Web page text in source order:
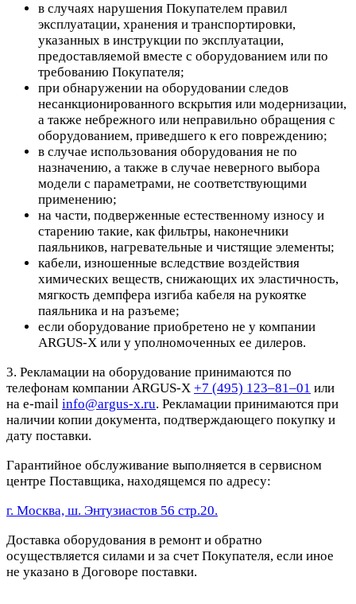
в случаях нарушения Покупателем правил
эксплуатации, хранения и транспортировки,
указанных в инструкции по эксплуатации,
предоставляемой вместе с оборудованием или по
требованию Покупателя;
при обнаружении на оборудовании следов
несанкционированного вскрытия или модернизации,
а также небрежного или неправильно обращения с
оборудованием, приведшего к его повреждению;
в случае использования оборудования не по
назначению, а также в случае неверного выбора
модели с параметрами, не соответствующими
применению;
на части, подверженные естественному износу и
старению такие, как фильтры, наконечники
паяльников, нагревательные и чистящие элементы;
кабели, изношенные вследствие воздействия
химических веществ, снижающих их эластичность,
мягкость демпфера изгиба кабеля на рукоятке
паяльника и на разъеме;
если оборудование приобретено не у компании
ARGUS-X или у уполномоченных ее дилеров.
3. Рекламации на оборудование принимаются по
телефонам компании ARGUS-X +7 (495) 123–81–01 или
на e-mail info@argus-x.ru. Рекламации принимаются при
наличии копии документа, подтверждающего покупку и
дату поставки.
Гарантийное обслуживание выполняется в сервисном
центре Поставщика, находящемся по адресу:
г. Москва, ш. Энтузиастов 56 стр.20.
Доставка оборудования в ремонт и обратно
осуществляется силами и за счет Покупателя, если иное
не указано в Договоре поставки.